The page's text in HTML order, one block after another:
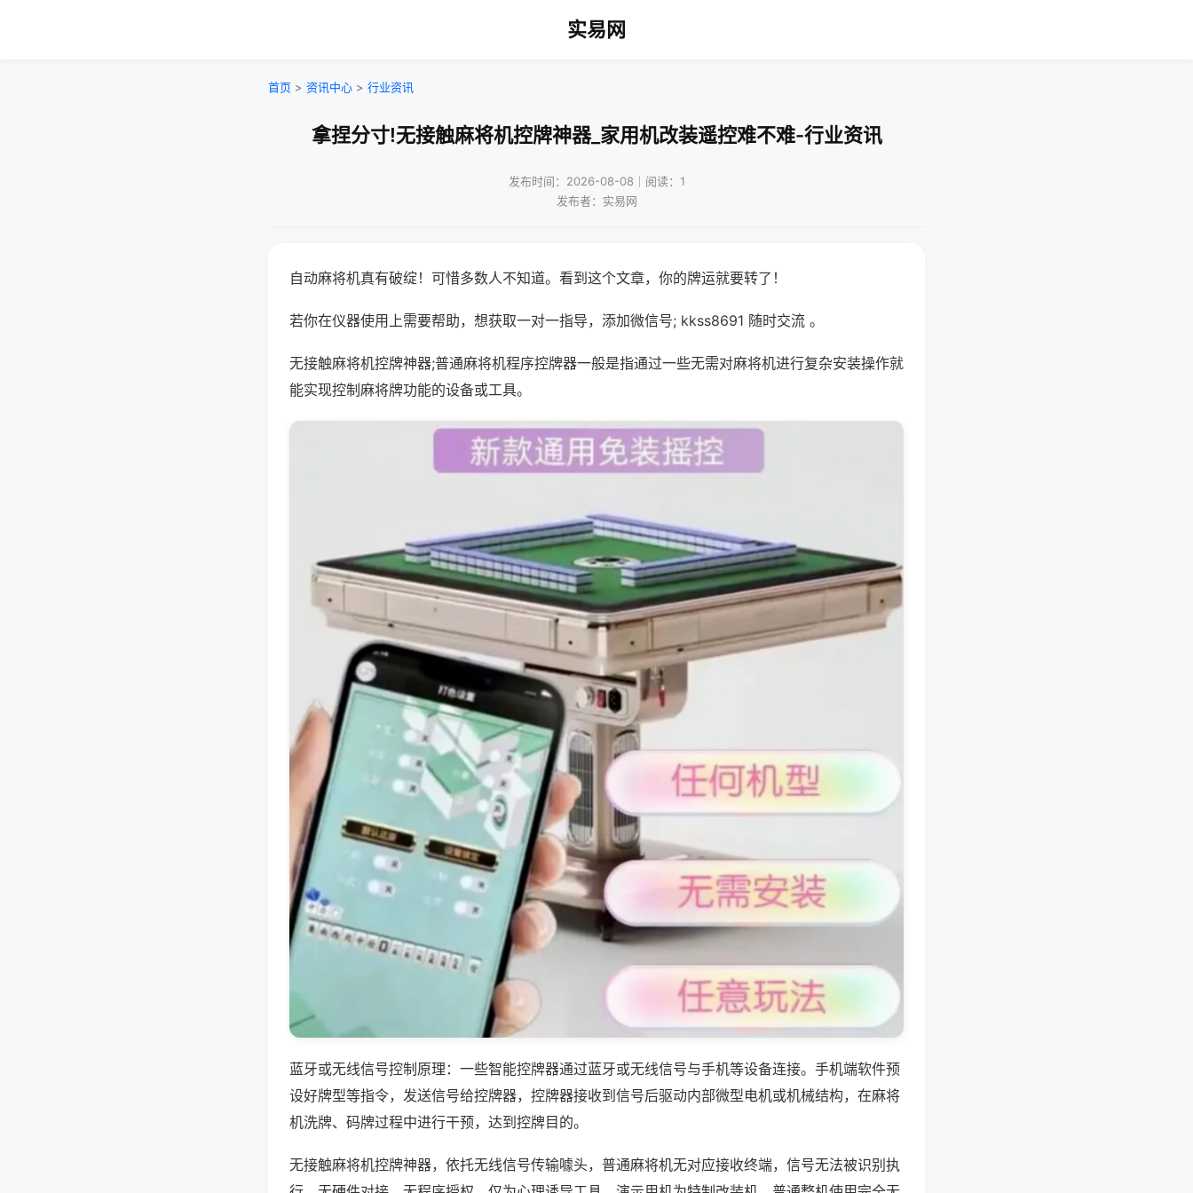
实易网
首页 > 资讯中心 > 行业资讯
拿捏分寸!无接触麻将机控牌神器_家用机改装遥控难不难-行业资讯
发布时间：2026-08-08｜阅读：1
发布者：实易网
自动麻将机真有破绽！可惜多数人不知道。看到这个文章，你的牌运就要转了！
若你在仪器使用上需要帮助，想获取一对一指导，添加微信号; kkss8691 随时交流 。
无接触麻将机控牌神器;普通麻将机程序控牌器一般是指通过一些无需对麻将机进行复杂安装操作就
能实现控制麻将牌功能的设备或工具。
蓝牙或无线信号控制原理：一些智能控牌器通过蓝牙或无线信号与手机等设备连接。手机端软件预
设好牌型等指令，发送信号给控牌器，控牌器接收到信号后驱动内部微型电机或机械结构，在麻将
机洗牌、码牌过程中进行干预，达到控牌目的。
无接触麻将机控牌神器，依托无线信号传输噱头，普通麻将机无对应接收终端，信号无法被识别执